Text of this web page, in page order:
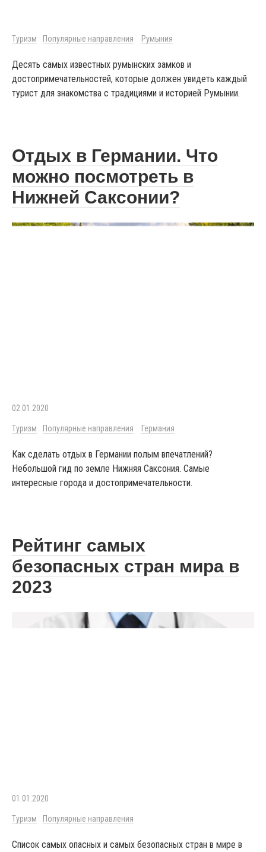
Туризм Популярные направления Румыния
Десять самых известных румынских замков и
достопримечательностей, которые должен увидеть каждый
турист для знакомства с традициями и историей Румынии.
Отдых в Германии. Что
можно посмотреть в
Нижней Саксонии?
02.01.2020
Туризм Популярные направления Германия
Как сделать отдых в Германии полым впечатлений?
Небольшой гид по земле Нижняя Саксония. Самые
интересные города и достопримечательности.
Рейтинг самых
безопасных стран мира в
2023
01.01.2020
Туризм Популярные направления
Список самых опасных и самых безопасных стран в мире в